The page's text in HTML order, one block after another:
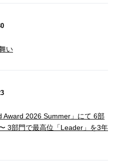
い
Award 2026 Summer」にて 6部
3部門で最高位「Leader」を3年